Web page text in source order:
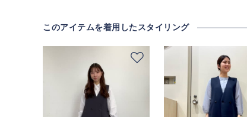
このアイテムを着用したスタイリング